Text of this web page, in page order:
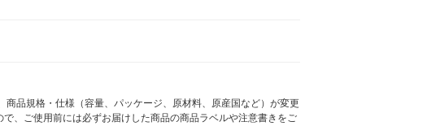
品規格・仕様（容量、パッケージ、原材料、原産国など）が変更
、ご使用前には必ずお届けした商品の商品ラベルや注意書きをご